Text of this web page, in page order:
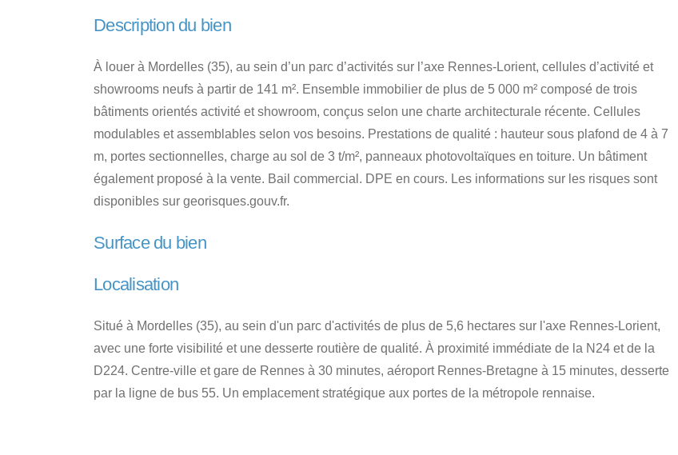
Description du bien
À louer à Mordelles (35), au sein d’un parc d’activités sur l’axe Rennes-Lorient, cellules d’activité et
showrooms neufs à partir de 141 m². Ensemble immobilier de plus de 5 000 m² composé de trois
bâtiments orientés activité et showroom, conçus selon une charte architecturale récente. Cellules
modulables et assemblables selon vos besoins. Prestations de qualité : hauteur sous plafond de 4 à 7
m, portes sectionnelles, charge au sol de 3 t/m², panneaux photovoltaïques en toiture. Un bâtiment
également proposé à la vente. Bail commercial. DPE en cours. Les informations sur les risques sont
disponibles sur georisques.gouv.fr.
Surface du bien
Localisation
Situé à Mordelles (35), au sein d'un parc d'activités de plus de 5,6 hectares sur l'axe Rennes-Lorient,
avec une forte visibilité et une desserte routière de qualité. À proximité immédiate de la N24 et de la
D224. Centre-ville et gare de Rennes à 30 minutes, aéroport Rennes-Bretagne à 15 minutes, desserte
par la ligne de bus 55. Un emplacement stratégique aux portes de la métropole rennaise.